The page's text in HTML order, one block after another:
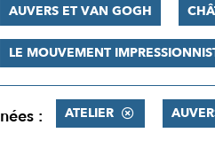
AUVERS ET VAN GOGH
LE MOUVEMENT
: ATELIER